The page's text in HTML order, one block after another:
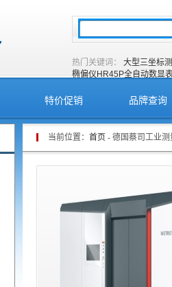
热门关键词： 大型三坐标
椭偏仪 HR45P全自动数显
特价促销 品牌查询
当前位置： 首页 - 德国蔡司工业测